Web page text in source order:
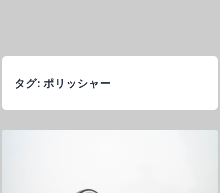
タグ: ポリッシャー